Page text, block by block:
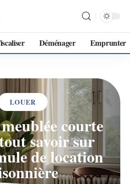
Déménager Emprunter
LOUER
courte
savoir sur
de location